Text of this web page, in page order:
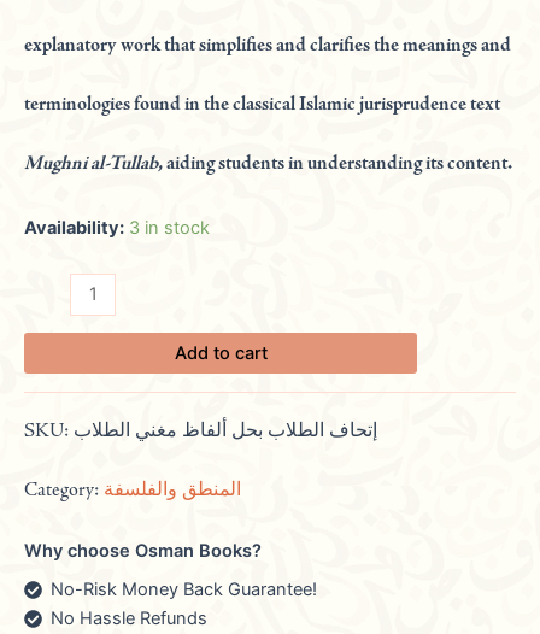
explanatory work that simplifies and clarifies the meanings and
terminologies found in the classical Islamic jurisprudence text
Mughni al-Tullab, aiding students in understanding its content.
Availability: 3 in stock
Add to cart
SKU: إتحاف الطلاب بحل ألفاظ مغني الطلاب
Category: المنطق والفلسفة
Why choose Osman Books?
No-Risk Money Back Guarantee!
No Hassle Refunds